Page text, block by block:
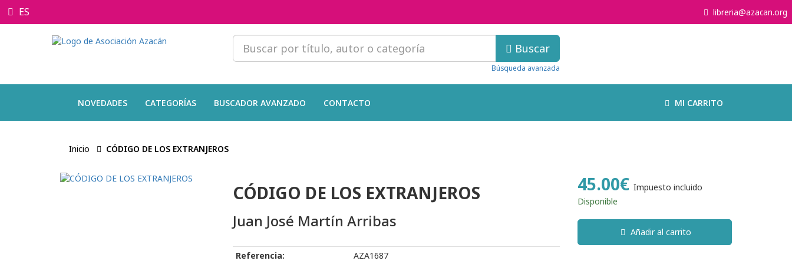
ES libreria@azacan.org
Buscar
Búsqueda avanzada
NOVEDADES CATEGORÍAS BUSCADOR AVANZADO CONTACTO MI CARRITO
Inicio CÓDIGO DE LOS EXTRANJEROS
CÓDIGO DE LOS EXTRANJEROS
Juan José Martín Arribas
Referencia: AZA1687
45.00€ Impuesto incluido
Disponible
Añadir al carrito